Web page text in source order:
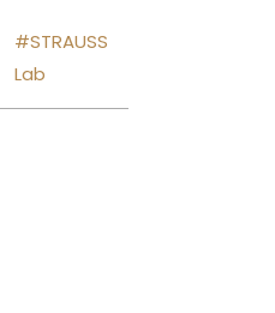
STRAUSS
Lab